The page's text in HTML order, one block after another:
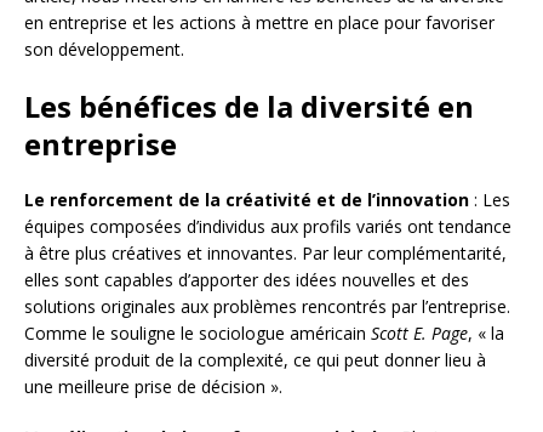
en entreprise et les actions à mettre en place pour favoriser
son développement.
Les bénéfices de la diversité en
entreprise
Le renforcement de la créativité et de l’innovation : Les
équipes composées d’individus aux profils variés ont tendance
à être plus créatives et innovantes. Par leur complémentarité,
elles sont capables d’apporter des idées nouvelles et des
solutions originales aux problèmes rencontrés par l’entreprise.
Comme le souligne le sociologue américain Scott E. Page, « la
diversité produit de la complexité, ce qui peut donner lieu à
une meilleure prise de décision ».